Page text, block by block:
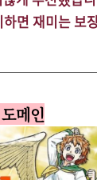
면 재미는 보
메인